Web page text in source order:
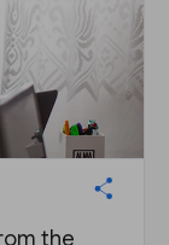
the